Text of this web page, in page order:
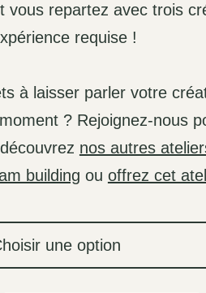
repartez avec trois
requise !
à laisser parler votre
? Rejoignez-nous
nos autres
building ou offrez cet